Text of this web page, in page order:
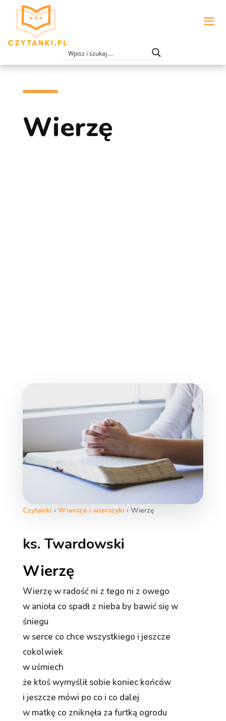
Wierzę
Czytanki › Wiersze i wierszyki › Wierzę
ks. Twardowski
Wierzę
Wierzę w radość ni z tego ni z owego
w anioła co spadł z nieba by bawić się w
śniegu
w serce co chce wszystkiego i jeszcze
cokolwiek
w uśmiech
że ktoś wymyślił sobie koniec końców
i jeszcze mówi po co i co dalej
w matkę co zniknęła za furtką ogrodu